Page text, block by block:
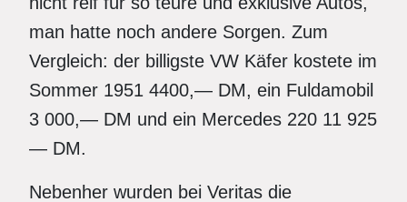
man hatte noch andere Sorgen. Zum
Vergleich: der billigste VW Käfer kostete im
Sommer 1951 4400,— DM, ein Fuldamobil
3 000,— DM und ein Mercedes 220 11 925
— DM.
Nebenher wurden bei Veritas die